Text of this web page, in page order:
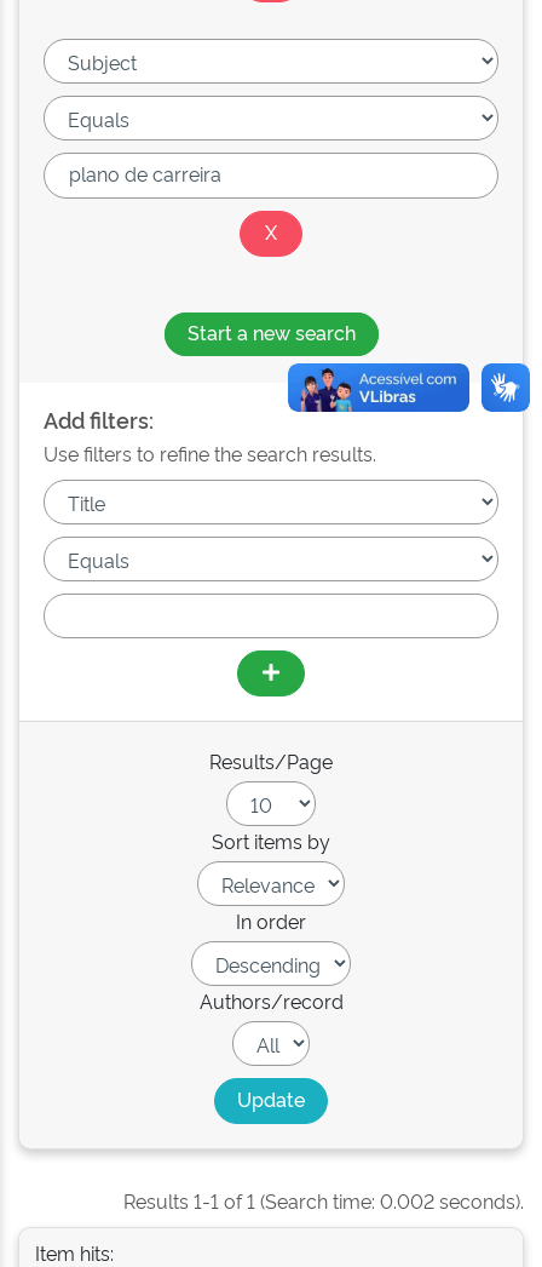
Start a new search
Add filters:
Use filters to refine the search results.
Results/Page
Sort items by
In order
Authors/record
Results 1-1 of 1 (Search time: 0.002 seconds).
Item hits: